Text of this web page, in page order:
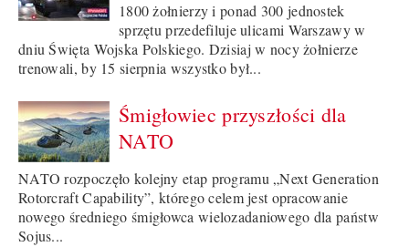
1800 żołnierzy i ponad 300 jednostek
sprzętu przedefiluje ulicami Warszawy w
dniu Święta Wojska Polskiego. Dzisiaj w nocy żołnierze
trenowali, by 15 sierpnia wszystko był...
Śmigłowiec przyszłości dla
NATO
NATO rozpoczęło kolejny etap programu „Next Generation
Rotorcraft Capability”, którego celem jest opracowanie
nowego średniego śmigłowca wielozadaniowego dla państw
Sojus...